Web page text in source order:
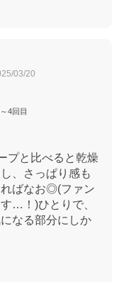
03/20
4回目
プと比べると乾燥
、さっぱり感も
ばなお◎(ファン
…！)ひとりで、
なる部分にしか
族全員で使うの